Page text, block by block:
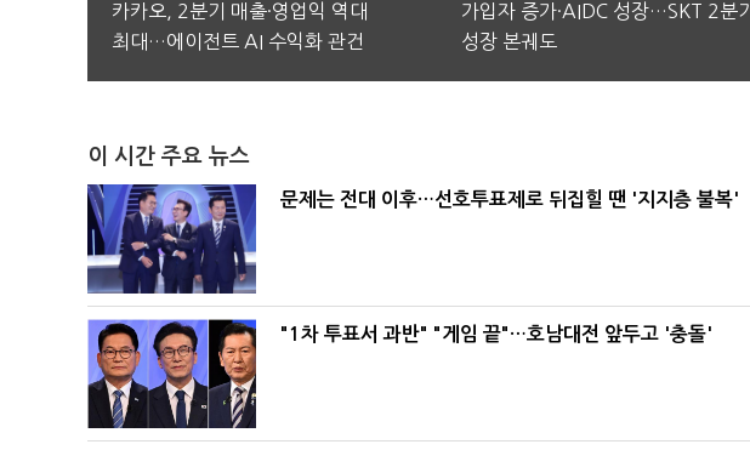
카카오, 2분기 매출·영업익 역대
최대…에이전트 AI 수익화 관건
가입자 증가·AIDC 성장…SKT 2분기
성장 본궤도
이 시간 주요 뉴스
문제는 전대 이후…선호투표제로 뒤집힐 땐 '지지층 불복'
"1차 투표서 과반" "게임 끝"…호남대전 앞두고 '충돌'